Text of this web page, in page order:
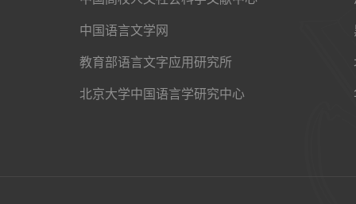
中国语言文学网
教育部语言文字应用研究所
北京大学中国语言学研究中心